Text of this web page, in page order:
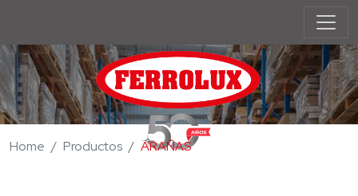
Home Productos ARAÑAS